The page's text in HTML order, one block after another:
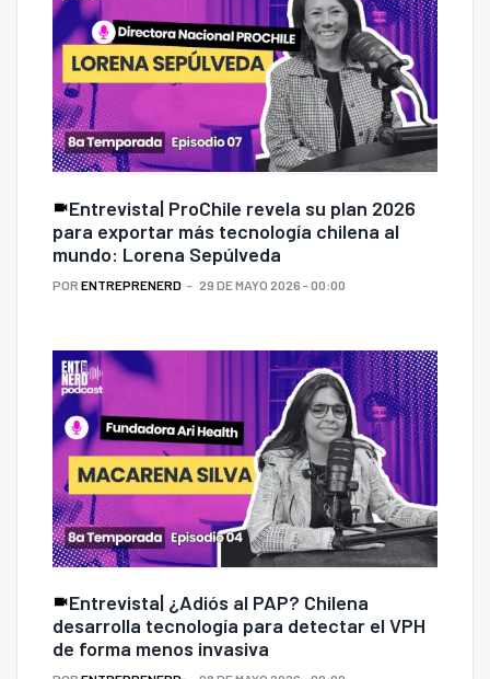
Entrevista| ProChile revela su plan 2026
para exportar más tecnología chilena al
mundo: Lorena Sepúlveda
POR ENTREPRENERD 29 DE MAYO 2026 - 00:00
Entrevista| ¿Adiós al PAP? Chilena
desarrolla tecnología para detectar el VPH
de forma menos invasiva